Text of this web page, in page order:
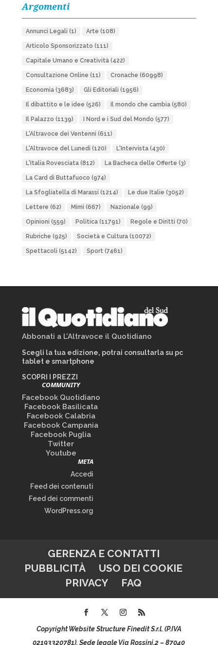
Argomenti
Annunci Legali (1) Arte (108)
Articolo Sponsorizzato (111)
Capitale Umano e Creatività(422)
Consultazione Online (11) Cronache (60998)
Economia(3683) Gli Editoriali (1956)
Il dibattito e le idee (526) Il mondo che cambia(580)
Il Palazzo (1139) I Nord e i Sud del Mondo (577)
L'Altravoce dei Ventenni (611)
L'Altravoce del Lunedì (120) L'Intervista(430)
L'Italia Rovesciata(812) La Bacheca delle Offerte (3)
La Card di Buttafuoco (974)
La Sfogliatella di Marassi (1214) Le due Italie (3052)
Lettere (62) Mimì (667) Nazionale (99)
Opinioni (559) Politica(11791) Regole e Diritti (70)
Rubriche (925) Società e Cultura(10072)
Spettacoli (5142) Sport(7461)
Abbonati a L’Altravoce il Quotidiano
Scegli la tua edizione, potrai consultarla su pc
tablet e smartphone
SCOPRI I PREZZI
COMMUNITY
Facebook Quotidiano
Facebook Basilicata
Facebook Calabria
Facebook Campania
Facebook Puglia
Twitter
Youtube
META
Accedi
Feed dei contenuti
Feed dei commenti
WordPress.org
GERENZA E CONTATTI
PUBBLICITÀ
USO DEI COOKIE
PRIVACY
FAQ
Copyright Website Structure Finedit S.r.l. (P.IVA
02193320781), Sede legale Via Rossini,2 – 87040